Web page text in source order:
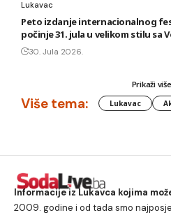
Lukavac
Peto izdanje internacionalnog
počinje 31. jula u velikom stilu sa
30. Jula 2026.
Prikaži više
Više tema: Lukavac
Informacije iz Lukavca kojima
2009. godine i od tada smo